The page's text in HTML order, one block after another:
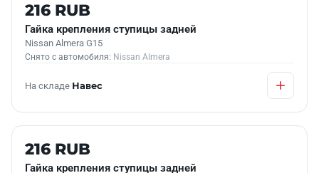
Б/У В НАЛИЧИИ
216 RUB
Гайка крепления ступицы задней
Nissan Almera G15
Снято с автомобиля: Nissan Almera
На складе Навес
Б/У В НАЛИЧИИ
216 RUB
Гайка крепления ступицы задней